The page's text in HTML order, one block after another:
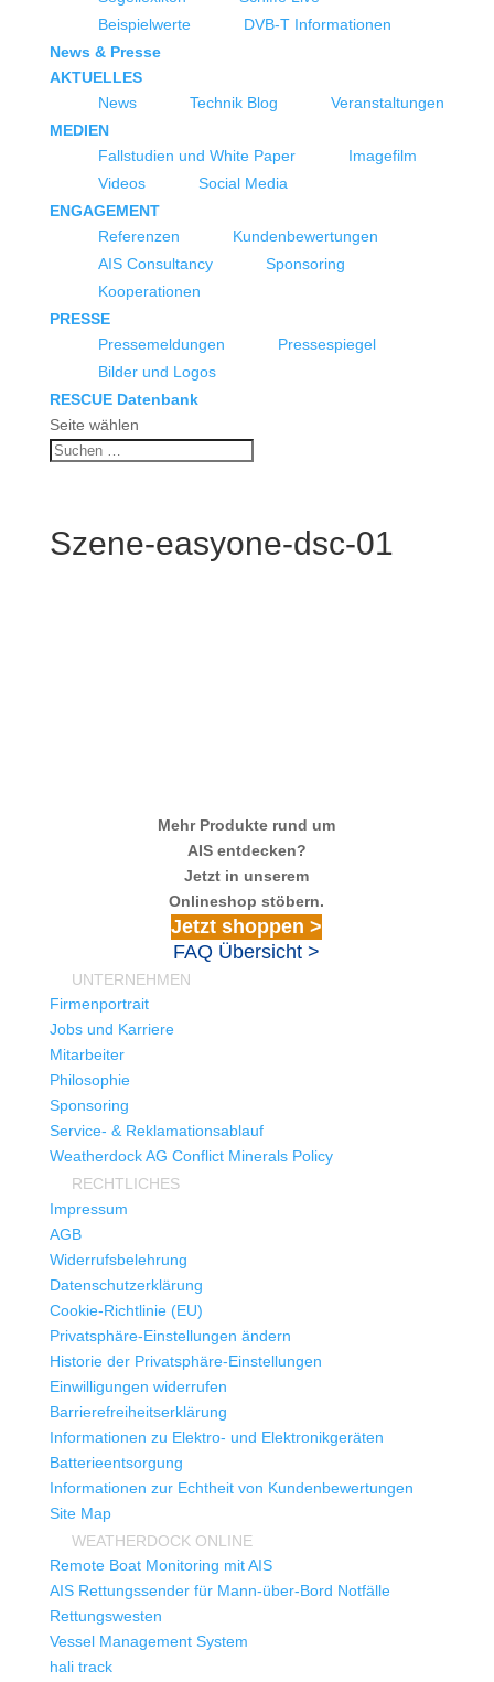
Beispielwerte
DVB-T Informationen
News & Presse
AKTUELLES
News
Technik Blog
Veranstaltungen
MEDIEN
Fallstudien und White Paper
Imagefilm
Videos
Social Media
ENGAGEMENT
Referenzen
Kundenbewertungen
AIS Consultancy
Sponsoring
Kooperationen
PRESSE
Pressemeldungen
Pressespiegel
Bilder und Logos
RESCUE Datenbank
Seite wählen
Szene-easyone-dsc-01
Mehr Produkte rund um
AIS entdecken?
Jetzt in unserem
Onlineshop stöbern.
Jetzt shoppen >
FAQ Übersicht >
UNTERNEHMEN
Firmenportrait
Jobs und Karriere
Mitarbeiter
Philosophie
Sponsoring
Service- & Reklamationsablauf
Weatherdock AG Conflict Minerals Policy
RECHTLICHES
Impressum
AGB
Widerrufsbelehrung
Datenschutzerklärung
Cookie-Richtlinie (EU)
Privatsphäre-Einstellungen ändern
Historie der Privatsphäre-Einstellungen
Einwilligungen widerrufen
Barrierefreiheitserklärung
Informationen zu Elektro- und Elektronikgeräten
Batterieentsorgung
Informationen zur Echtheit von Kundenbewertungen
Site Map
WEATHERDOCK ONLINE
Remote Boat Monitoring mit AIS
AIS Rettungssender für Mann-über-Bord Notfälle
Rettungswesten
Vessel Management System
hali track